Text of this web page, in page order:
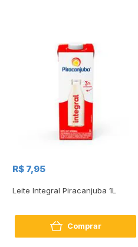
R$ 7,95
Leite Integral Piracanjuba 1L
Comprar